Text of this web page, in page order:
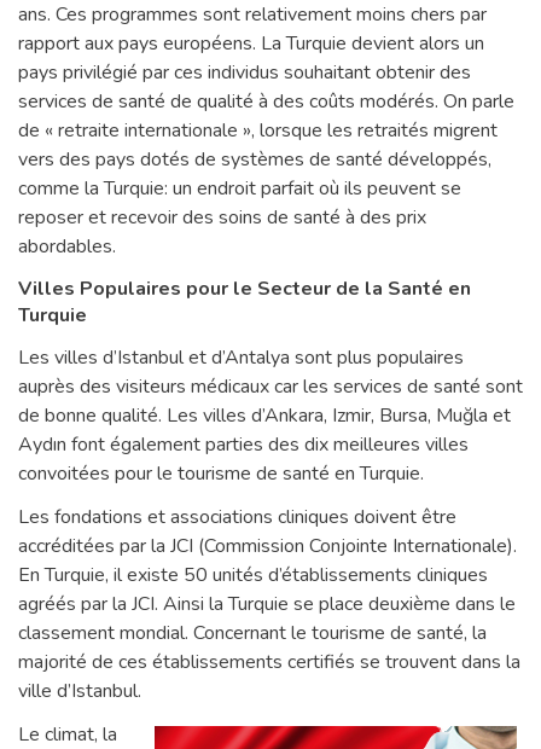
ans. Ces programmes sont relativement moins chers par
rapport aux pays européens. La Turquie devient alors un
pays privilégié par ces individus souhaitant obtenir des
services de santé de qualité à des coûts modérés. On parle
de « retraite internationale », lorsque les retraités migrent
vers des pays dotés de systèmes de santé développés,
comme la Turquie: un endroit parfait où ils peuvent se
reposer et recevoir des soins de santé à des prix
abordables.
Villes Populaires pour le Secteur de la Santé en
Turquie
Les villes d’Istanbul et d’Antalya sont plus populaires
auprès des visiteurs médicaux car les services de santé sont
de bonne qualité. Les villes d’Ankara, Izmir, Bursa, Muğla et
Aydın font également parties des dix meilleures villes
convoitées pour le tourisme de santé en Turquie.
Les fondations et associations cliniques doivent être
accréditées par la JCI (Commission Conjointe Internationale).
En Turquie, il existe 50 unités d’établissements cliniques
agréés par la JCI. Ainsi la Turquie se place deuxième dans le
classement mondial. Concernant le tourisme de santé, la
majorité de ces établissements certifiés se trouvent dans la
ville d’Istanbul.
Le climat, la